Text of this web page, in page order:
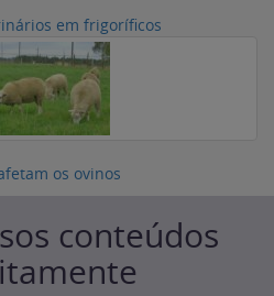
em frigoríficos
os ovinos
conteúdos